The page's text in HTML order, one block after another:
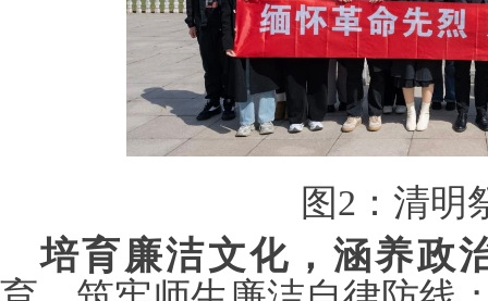
图2：清明
培育廉洁文化，涵养政